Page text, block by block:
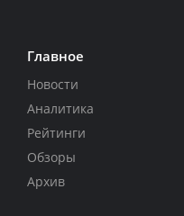
Главное
Новости
Аналитика
Рейтинги
Обзоры
Архив